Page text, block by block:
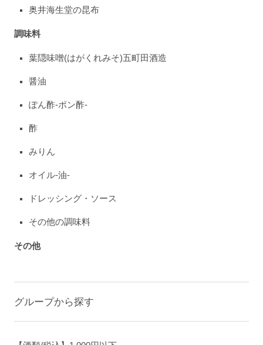
奥井海生堂の昆布
調味料
葉隠味噌(はがくれみそ)五町田酒造
醤油
ぽん酢-ポン酢-
酢
みりん
オイル-油-
ドレッシング・ソース
その他の調味料
その他
グループから探す